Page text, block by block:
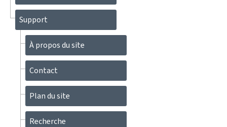
Support
À propos du site
Contact
Plan du site
Recherche